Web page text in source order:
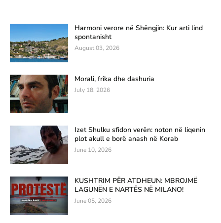
Harmoni verore në Shëngjin: Kur arti lind
spontanisht
August 03, 2026
Morali, frika dhe dashuria
July 18, 2026
Izet Shulku sfidon verën: noton në liqenin
plot akull e borë anash në Korab
June 10, 2026
KUSHTRIM PËR ATDHEUN: MBROJMË
LAGUNËN E NARTËS NË MILANO!
June 05, 2026